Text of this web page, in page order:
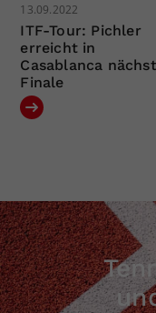
13.09.2022
ITF-Tour: Pichler
erreicht in
Casablanca
Finale